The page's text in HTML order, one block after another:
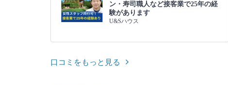
ン・寿司職人など接客業で25年の経
験があります
U&Sハウス
口コミをもっと見る